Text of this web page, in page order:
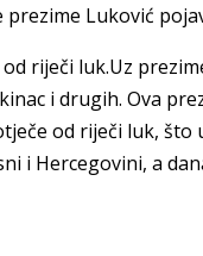
prezime Luković
riječi luk.Uz
i drugih. Ova
od riječi luk,
i Hercegovini, a